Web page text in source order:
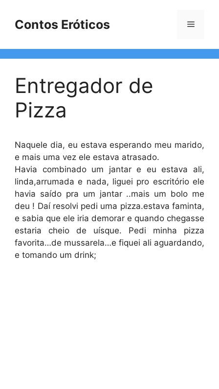
Contos Eróticos Menu
Entregador de
Pizza
Naquele dia, eu estava esperando meu marido,
e mais uma vez ele estava atrasado.
Havia combinado um jantar e eu estava ali,
linda,arrumada e nada, liguei pro escritório ele
havia saído pra um jantar ..mais um bolo me
deu ! Daí resolvi pedi uma pizza.estava faminta,
e sabia que ele iria demorar e quando chegasse
estaria cheio de uísque. Pedi minha pizza
favorita…de mussarela…e fiquei ali aguardando,
e tomando um drink;